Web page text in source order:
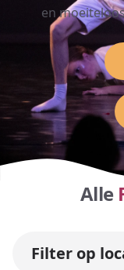
en
Alle
Filter op